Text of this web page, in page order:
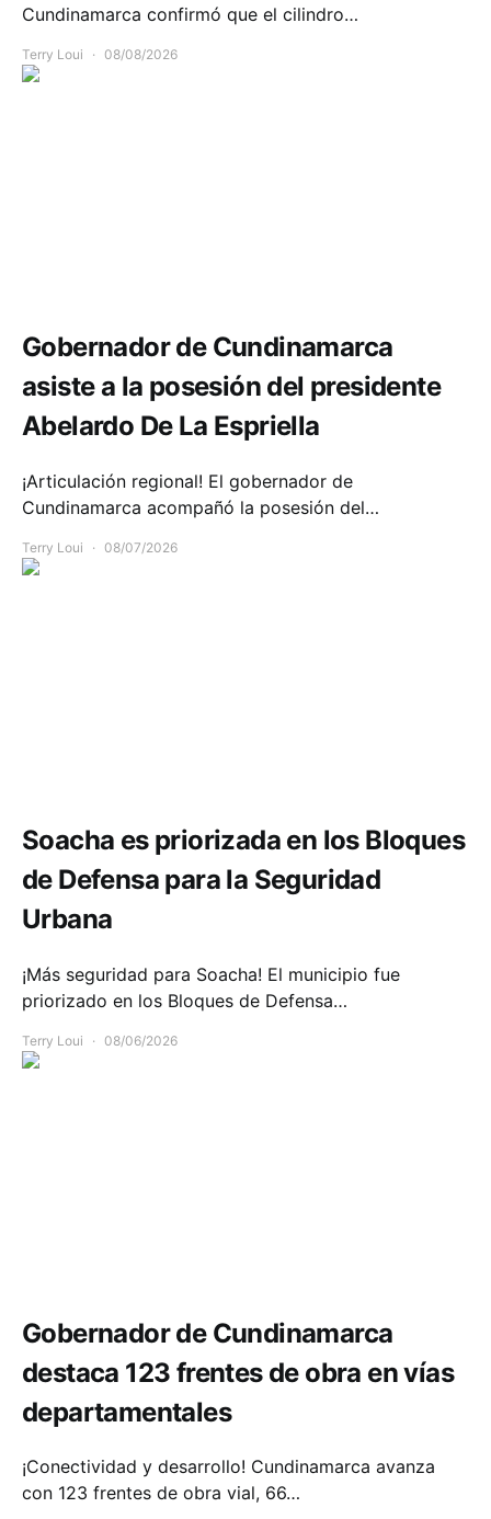
Cundinamarca confirmó que el cilindro…
Terry Loui 08/08/2026
Gobernador de Cundinamarca
asiste a la posesión del presidente
Abelardo De La Espriella
¡Articulación regional! El gobernador de
Cundinamarca acompañó la posesión del…
Terry Loui 08/07/2026
Soacha es priorizada en los Bloques
de Defensa para la Seguridad
Urbana
¡Más seguridad para Soacha! El municipio fue
priorizado en los Bloques de Defensa…
Terry Loui 08/06/2026
Gobernador de Cundinamarca
destaca 123 frentes de obra en vías
departamentales
¡Conectividad y desarrollo! Cundinamarca avanza
con 123 frentes de obra vial, 66…